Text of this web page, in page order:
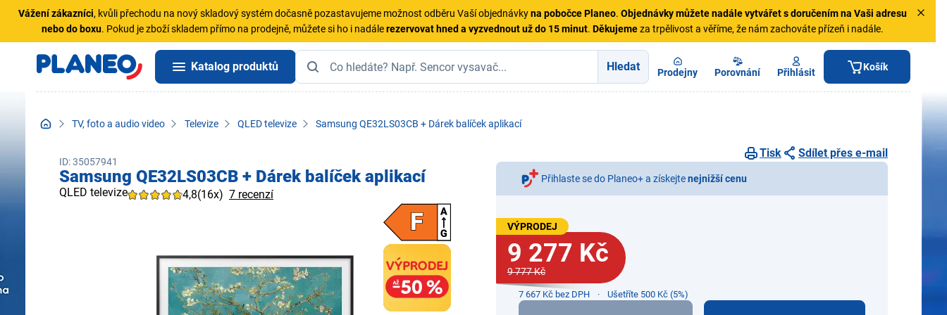
Vážení zákazníci, kvůli přechodu na nový skladový systém dočasně pozastavujeme možnost odběru Vaší objednávkyna pobočce Planeo. Objednávkymůžete nadále vytvářet s doručením na Vaši adresu
nebo do boxu. Pokud je zboží skladem přímo na prodejně, můžete si ho i nadálerezervovat hned a vyzvednout už do 15 minut. Děkujemeza trpělivost a věříme, že nám zachováte přízeň i nadále.
Katalog produktů Hledat Prodejny Porovnání Přihlásit Košík
TV, foto a audio video Televize QLED televize Samsung QE32LS03CB + Dárek balíček aplikací
ID: 35057941
Samsung QE32LS03CB + Dárek balíček aplikací
QLED televize 4,8(16x) 7 recenzí
Tisk Sdílet přes e-mail
Přihlaste se do Planeo+ a získejtenejnižší cenu
VÝPRODEJ
9 277 Kč
9 777 Kč
7 667 Kč bez DPH Ušetříte 500 Kč (5%)